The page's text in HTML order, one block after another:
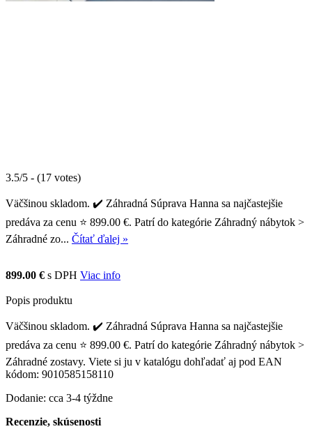
3.5/5 - (17 votes)
Väčšinou skladom. ✔️ Záhradná Súprava Hanna sa najčastejšie
predáva za cenu ⭐ 899.00 €. Patrí do kategórie Záhradný nábytok >
Záhradné zo... Čítať ďalej »
899.00 € s DPH Viac info
Popis produktu
Väčšinou skladom. ✔️ Záhradná Súprava Hanna sa najčastejšie
predáva za cenu ⭐ 899.00 €. Patrí do kategórie Záhradný nábytok >
Záhradné zostavy. Viete si ju v katalógu dohľadať aj pod EAN
kódom: 9010585158110
Dodanie: cca 3-4 týždne
Recenzie, skúsenosti